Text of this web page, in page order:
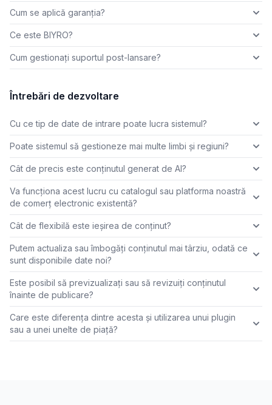
Cum se aplică garanția?
Ce este BIYRO?
Cum gestionați suportul post-lansare?
Întrebări de dezvoltare
Cu ce tip de date de intrare poate lucra sistemul?
Poate sistemul să gestioneze mai multe limbi și regiuni?
Cât de precis este conținutul generat de AI?
Va funcționa acest lucru cu catalogul sau platforma noastră
de comerț electronic existentă?
Cât de flexibilă este ieșirea de conținut?
Putem actualiza sau îmbogăți conținutul mai târziu, odată ce
sunt disponibile date noi?
Este posibil să previzualizați sau să revizuiți conținutul
înainte de publicare?
Care este diferența dintre acesta și utilizarea unui plugin
sau a unei unelte de piață?